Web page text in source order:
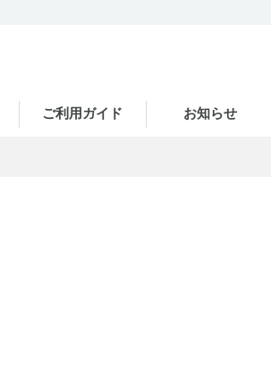
ご利用ガイド お知らせ